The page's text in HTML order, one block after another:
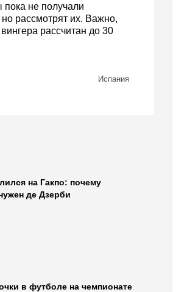
не получали
рассмотрят их. Важно,
рассчитан до 30
Испания
на Гакпо: почему
де Дзерби
в футболе на чемпионате